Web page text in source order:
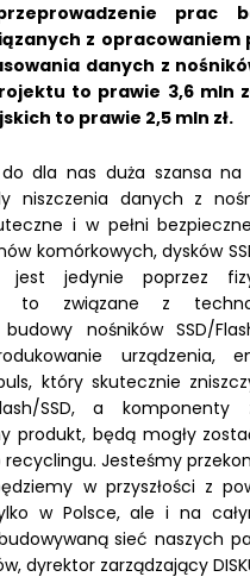
prac
z
danych z
to prawie 3,6 mln
to prawie 2,5 mln zł.
do dla nas duża szansa na
niszczenia danych z
i w pełni
komórkowych, dysków
jest jedynie poprzez
to związane z
nośników SSD/
urządzenia,
który skutecznie
SSD, a komponenty
produkt, będą mogły
recyclingu. Jesteśmy
w przyszłości z
w Polsce, ale i na
sieć naszych
dyrektor zarządzający